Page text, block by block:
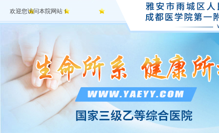
欢迎您访问本院网站！